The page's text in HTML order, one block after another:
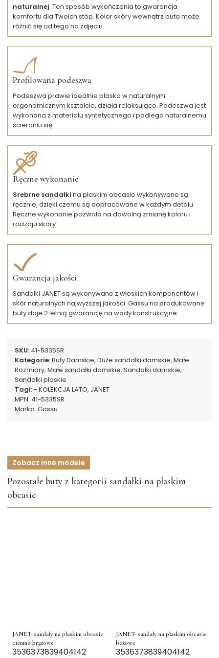
naturalnej. Ten sposób wykończenia to gwarancja
komfortu dla Twoich stóp. Kolor skóry wewnątrz buta może
różnić się od tego na zdjęciu.
Profilowana podeszwa
Podeszwa prawie idealnie płaska w naturalnym
ergonomicznym kształcie, działa relaksująco. Podeszwa jest
wykonana z materiału syntetycznego i podlega naturalnemu
ścieraniu się.
Ręczne wykonanie
Srebrne sandałki na płaskim obcasie wykonywane są
ręcznie, dzięki czemu są dopracowane w każdym detalu.
Ręczne wykonanie pozwala na dowolną zmianę koloru i
rodzaju skóry.
Gwarancja jakości
Sandałki JANET są wykonywane z włoskich komponentów i
skór naturalnych najwyższej jakości. Gassu na produkowane
buty daje 2 letnią gwarancję na wady konstrukcyjne.
SKU: 41-5335SR
Kategorie:Buty Damskie, Duże sandałki damskie, Małe
Rozmiary, Małe sandałki damskie, Sandałki damskie,
Sandałki płaskie
Tagi:- KOLEKCJA LATO, JANET
MPN: 41-5335SR
Marka: Gassu
Zobacz inne modele
Pozostałe buty z kategorii sandałki na płaskim
obcasie
JANET- sandały na płaskim obcasie
ciemno brązowe
3536373839404142
JANET- sandały na płaskim obcasie
beżowe
3536373839404142